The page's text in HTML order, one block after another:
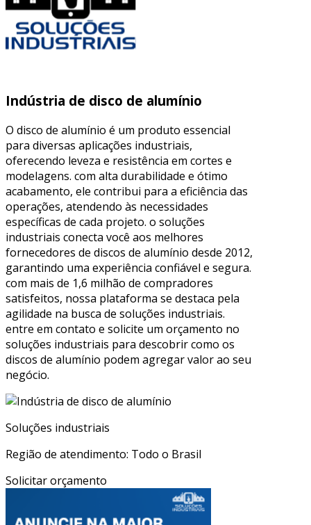
Indústria de disco de alumínio
O disco de alumínio é um produto essencial
para diversas aplicações industriais,
oferecendo leveza e resistência em cortes e
modelagens. com alta durabilidade e ótimo
acabamento, ele contribui para a eficiência das
operações, atendendo às necessidades
específicas de cada projeto. o soluções
industriais conecta você aos melhores
fornecedores de discos de alumínio desde 2012,
garantindo uma experiência confiável e segura.
com mais de 1,6 milhão de compradores
satisfeitos, nossa plataforma se destaca pela
agilidade na busca de soluções industriais.
entre em contato e solicite um orçamento no
soluções industriais para descobrir como os
discos de alumínio podem agregar valor ao seu
negócio.
Soluções industriais
Região de atendimento: Todo o Brasil
Solicitar orçamento